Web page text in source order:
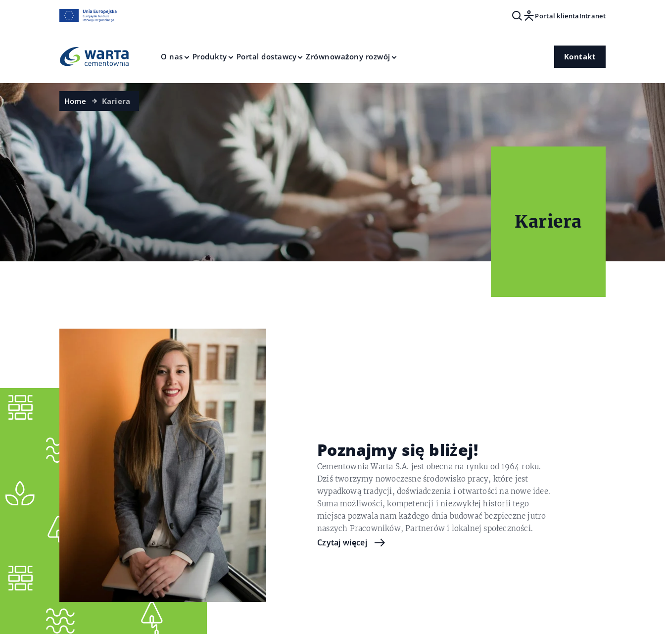
Portal klientaIntranet
O nas Produkty Portal dostawcy Zrównoważony rozwój Kontakt
Home Kariera
Kariera
Poznajmy się bliżej!
Cementownia Warta S.A. jest obecna na rynku od 1964 roku.
Dziś tworzymy nowoczesne środowisko pracy, które jest
wypadkową tradycji, doświadczenia i otwartości na nowe idee.
Suma możliwości, kompetencji i niezwykłej historii tego
miejsca pozwala nam każdego dnia budować bezpieczne jutro
naszych Pracowników, Partnerów i lokalnej społeczności.
Czytaj więcej